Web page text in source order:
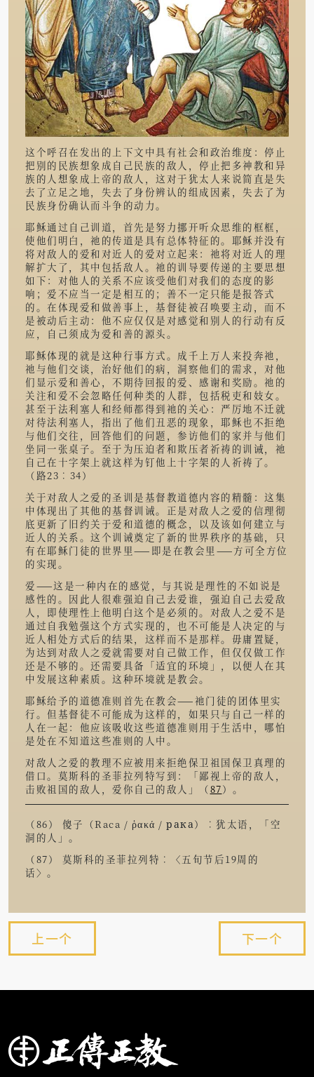
这个呼召在发出的上下文中具有社会和政治维度：停止
把别的民族想象成自己民族的敌人，停止把多神教和异
族的人想象成上帝的敌人，这对于犹太人来说简直是失
去了立足之地，失去了身份辨认的组成因素，失去了为
民族身份确认而斗争的动力。
耶稣通过自己训道，首先是努力挪开听众思维的框框，
使他们明白，祂的传道是具有总体特征的。耶稣并没有
将对敌人的爱和对近人的爱对立起来：祂将对近人的理
解扩大了，其中包括敌人。祂的训导要传递的主要思想
如下：对他人的关系不应该受他们对我们的态度的影
响；爱不应当一定是相互的；善不一定只能是报答式
的。在体现爱和做善事上，基督徒被召唤要主动，而不
是被动后主动：他不应仅仅是对感觉和别人的行动有反
应，自己须成为爱和善的源头。
耶稣体现的就是这种行事方式。成千上万人来投奔祂，
祂与他们交谈，治好他们的病，洞察他们的需求，对他
们显示爱和善心，不期待回报的爱、感谢和奖励。祂的
关注和爱不会忽略任何种类的人群，包括税吏和妓女。
甚至于法利塞人和经师都得到祂的关心：严厉地不迁就
对待法利塞人，指出了他们丑恶的现象，耶稣也不拒绝
与他们交往，回答他们的问题，参访他们的家并与他们
坐同一张桌子。至于为压迫者和欺压者祈祷的训诫，祂
自己在十字架上就这样为钉他上十字架的人祈祷了。
（路23︰34）
关于对敌人之爱的圣训是基督教道德内容的精髓：这集
中体现出了其他的基督训诫。正是对敌人之爱的信理彻
底更新了旧约关于爱和道德的概念，以及该如何建立与
近人的关系。这个训诫奠定了新的世界秩序的基础，只
有在耶稣门徒的世界里——即是在教会里——方可全方位
的实现。
爱——这是一种内在的感觉，与其说是理性的不如说是
感性的。因此人很难强迫自己去爱谁，强迫自己去爱敌
人，即使理性上他明白这个是必须的。对敌人之爱不是
通过自我勉强这个方式实现的，也不可能是人决定的与
近人相处方式后的结果，这样而不是那样。毋庸置疑，
为达到对敌人之爱就需要对自己做工作，但仅仅做工作
还是不够的。还需要具备「适宜的环境」，以便人在其
中发展这种素质。这种环境就是教会。
耶稣给予的道德准则首先在教会——祂门徒的团体里实
行。但基督徒不可能成为这样的，如果只与自己一样的
人在一起：他应该吸收这些道德准则用于生活中，哪怕
是处在不知道这些准则的人中。
对敌人之爱的教理不应被用来拒绝保卫祖国保卫真理的
借口。莫斯科的圣菲拉列特写到：「鄙视上帝的敌人，
击败祖国的敌人，爱你自己的敌人」（87）。
（86） 傻子（Raca / ῥακά / рака）︰犹太语，「空
洞的人」。
（87） 莫斯科的圣菲拉列特︰〈五旬节后19周的
话〉。
上一个 下一个